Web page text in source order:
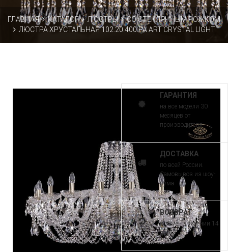
ГЛАВНАЯ КАТАЛОГ ЛЮСТРЫ
СО СТЕКЛЯННЫМ РОЖКОМ
ЛЮСТРА ХРУСТАЛЬНАЯ 102.20.400.PA ART CRYSTAL LIGHT
ГАРАНТИЯ
на все модели 30
месяцев от
производителя
ДОСТАВКА
по всей России.
Самовывоз из шоу-
рума
ВОЗВРАТ
и обмен в течении 14
дней